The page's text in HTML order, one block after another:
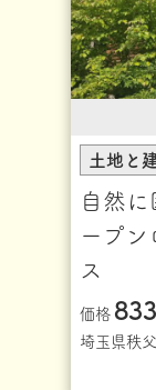
土地と
自然
ープン
ス
価格 833
埼玉県秩